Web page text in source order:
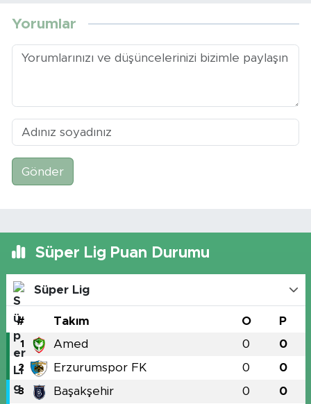
Yorumlar
Gönder
Süper Lig Puan Durumu
Süper Lig
# Takım O P
1 Amed 0 0
2 Erzurumspor FK 0 0
3 Başakşehir 0 0